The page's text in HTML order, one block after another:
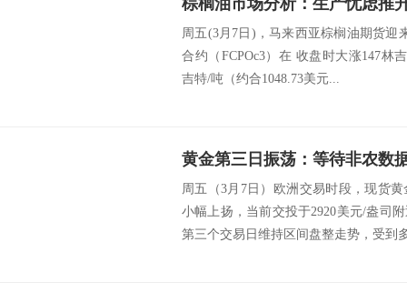
周五(3月7日)，马来西亚棕榈油期货迎
合约（FCPOc3）在 收盘时大涨147林
吉特/吨（约合1048.73美元...
黄金第三日振荡：等待非农数
周五（3月7日）欧洲交易时段，现货
小幅上扬，当前交投于2920美元/盎司
第三个交易日维持区间盘整走势，受到